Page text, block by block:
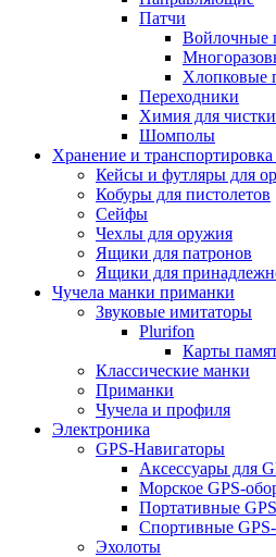
Патчи
Войлочные
Хлопковые
Переходники
Химия для чистки
Шомполы
Хранение и
Кейсы и футляры для
Кобуры для пистолетов
Сейфы
Чехлы для оружия
Ящики для патронов
Ящики для
Чучела манки приманки
Звуковые имитаторы
Plurifon
Карты
Классические манки
Приманки
Чучела и профиля
Электроника
GPS-Навигаторы
Аксессуары для
Морское GPS-
Портативные
Спортивные
Эхолоты